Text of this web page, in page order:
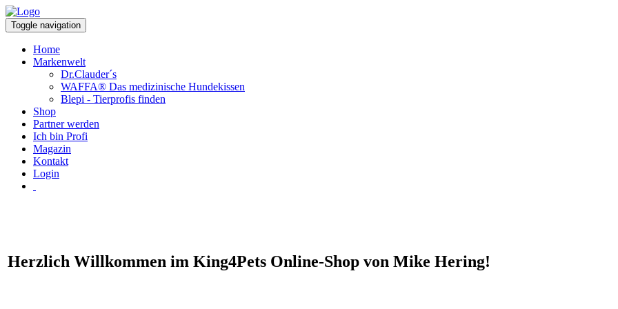
Toggle navigation
Home
Markenwelt
Dr.Clauder´s
WAFFA® Das medizinische Hundekissen
Blepi - Tierprofis finden
Shop
Partner werden
Ich bin Profi
Magazin
Kontakt
Login
Herzlich Willkommen im King4Pets Online-Shop von Mike Hering!